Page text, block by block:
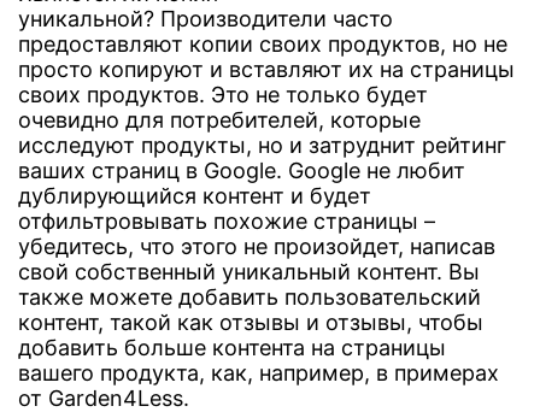
уникальной? Производители часто
предоставляют копии своих продуктов, но не
просто копируют и вставляют их на страницы
своих продуктов. Это не только будет
очевидно для потребителей, которые
исследуют продукты, но и затруднит рейтинг
ваших страниц в Google. Google не любит
дублирующийся контент и будет
отфильтровывать похожие страницы –
убедитесь, что этого не произойдет, написав
свой собственный уникальный контент. Вы
также можете добавить пользовательский
контент, такой как отзывы и отзывы, чтобы
добавить больше контента на страницы
вашего продукта, как, например, в примерах
от Garden4Less.